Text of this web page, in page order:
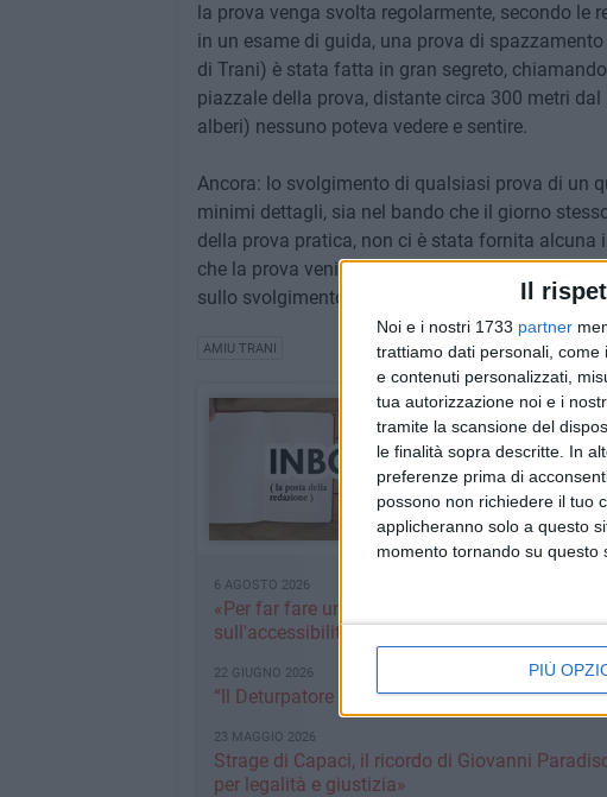
Il
Noi e i nostri 1733 partner
trattiamo dati personali,
e contenuti personalizzati,
tua autorizzazione noi e i
tramite la scansione del
le finalità sopra descritte. In
preferenze prima di
possono non richiedere il tuo
applicheranno solo a questo
momento tornando su questo
PIÙ
la prova venga svolta regolarmente, secondo le
in un esame di guida, una prova di
di Trani) è stata fatta in gran segreto,
piazzale della prova, distante circa 300 metri
alberi) nessuno poteva vedere e sentire.
Ancora: lo svolgimento di qualsiasi prova di un
minimi dettagli, sia nel bando che il giorno
della prova pratica, non ci è stata fornita
che la prova veniva cronometrata. Insomma,
sullo svolgimento del concorso».
AMIU TRANI
Inbox
La posta in arrivo della
INDICE RUBRICA
6 AGOSTO 2026
«Per far fare un bagno a mio padre ho dovuto
sull'accessibilità al mare
22 GIUGNO 2026
“Il Deturpatore di Trani”: odori, degrado e
23 MAGGIO 2026
Strage di Capaci, il ricordo di Giovanni
per legalità e giustizia»